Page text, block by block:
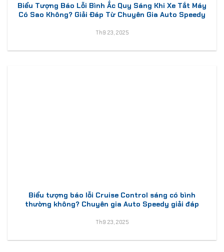
Biểu Tượng Báo Lỗi Bình Ắc Quy Sáng Khi Xe Tắt Máy
Có Sao Không? Giải Đáp Từ Chuyên Gia Auto Speedy
Th9 23, 2025
Biểu tượng báo lỗi Cruise Control sáng có bình
thường không? Chuyên gia Auto Speedy giải đáp
Th9 23, 2025